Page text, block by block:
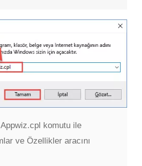
Appwiz.cpl komutu ile
ve Özellikler aracını